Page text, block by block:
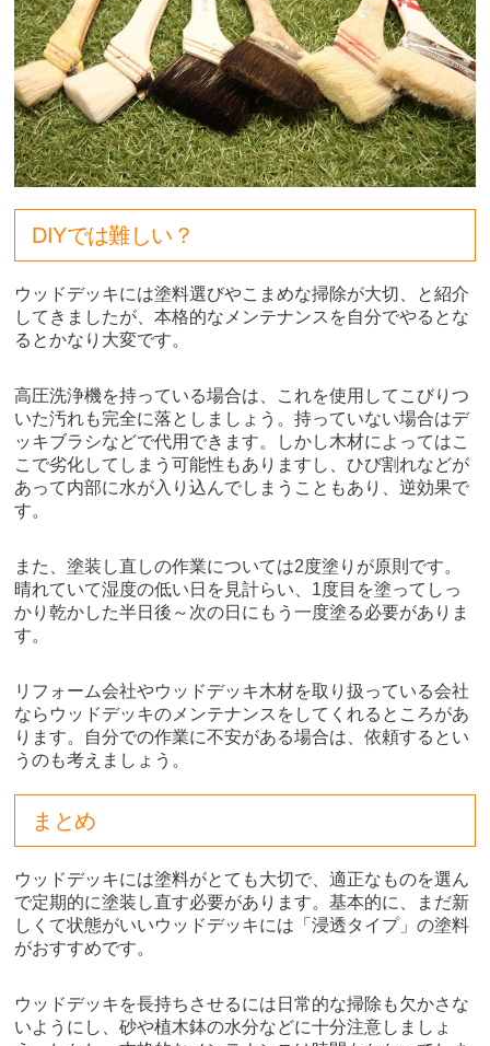
DIYでは難しい？
ウッドデッキには塗料選びやこまめな掃除が大切、と紹介
してきましたが、本格的なメンテナンスを自分でやるとな
るとかなり大変です。
高圧洗浄機を持っている場合は、これを使用してこびりつ
いた汚れも完全に落としましょう。持っていない場合はデ
ッキブラシなどで代用できます。しかし木材によってはこ
こで劣化してしまう可能性もありますし、ひび割れなどが
あって内部に水が入り込んでしまうこともあり、逆効果で
す。
また、塗装し直しの作業については2度塗りが原則です。
晴れていて湿度の低い日を見計らい、1度目を塗ってしっ
かり乾かした半日後～次の日にもう一度塗る必要がありま
す。
リフォーム会社やウッドデッキ木材を取り扱っている会社
ならウッドデッキのメンテナンスをしてくれるところがあ
ります。自分での作業に不安がある場合は、依頼するとい
うのも考えましょう。
まとめ
ウッドデッキには塗料がとても大切で、適正なものを選ん
で定期的に塗装し直す必要があります。基本的に、まだ新
しくて状態がいいウッドデッキには「浸透タイプ」の塗料
がおすすめです。
ウッドデッキを長持ちさせるには日常的な掃除も欠かさな
いようにし、砂や植木鉢の水分などに十分注意しましょ